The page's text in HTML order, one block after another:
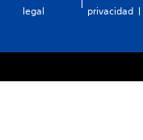
legal
privacidad